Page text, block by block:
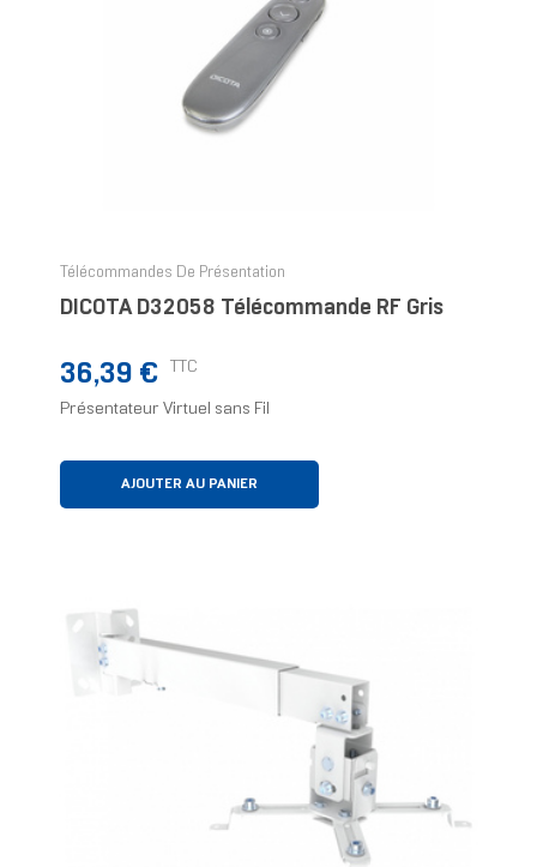
Télécommandes De Présentation
DICOTA D32058 Télécommande RF Gris
Prix
36,39 € TTC
Présentateur Virtuel sans Fil
AJOUTER AU PANIER